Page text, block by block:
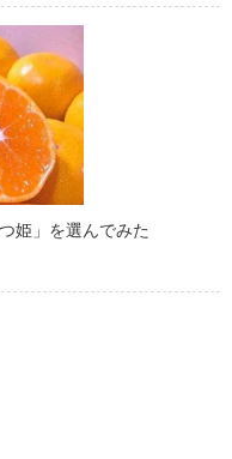
姫」を選んでみた